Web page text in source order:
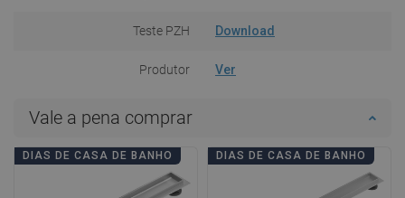
Teste PZH Download
Produtor Ver
Vale a pena comprar
DIAS DE CASA DE BANHO DIAS DE CASA DE BANHO